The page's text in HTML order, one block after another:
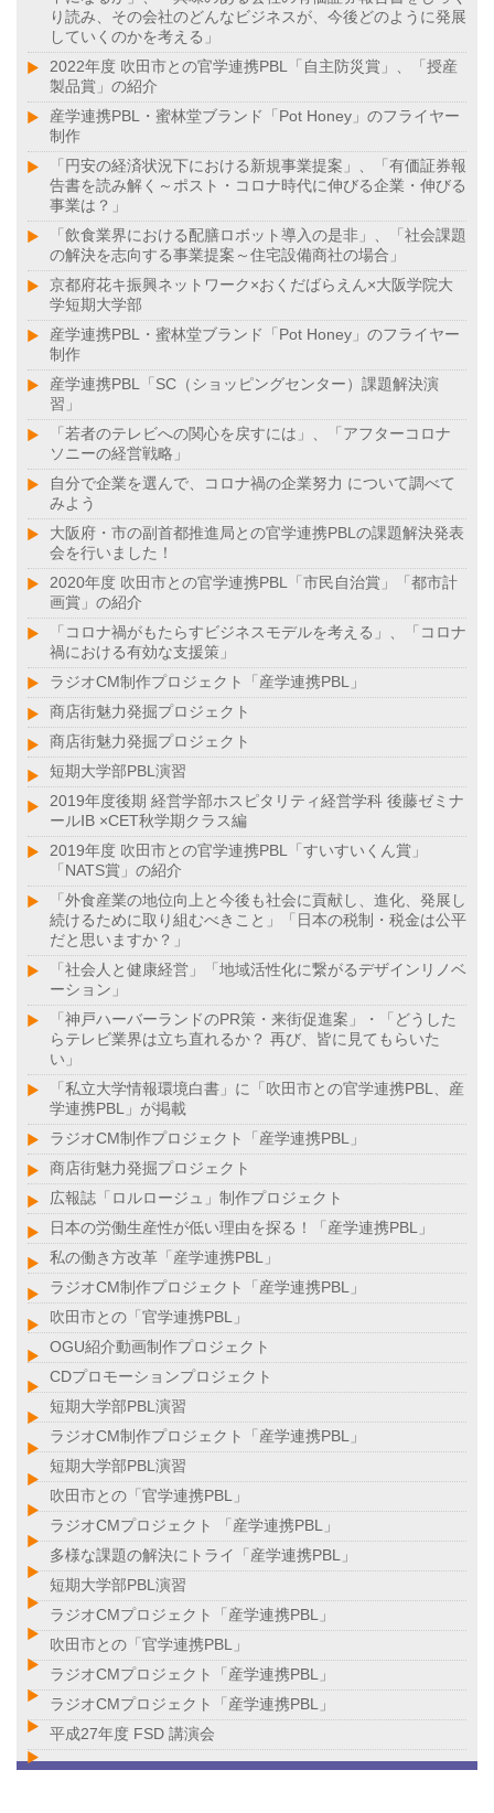
り読み、その会社のどんなビジネスが、今後どのように発展
していくのかを考える」
2022年度 吹田市との官学連携PBL「自主防災賞」、「授産
製品賞」の紹介
産学連携PBL・蜜林堂ブランド「Pot Honey」のフライヤー
制作
「円安の経済状況下における新規事業提案」、「有価証券報
告書を読み解く～ポスト・コロナ時代に伸びる企業・伸びる
事業は？」
「飲食業界における配膳ロボット導入の是非」、「社会課題
の解決を志向する事業提案～住宅設備商社の場合」
京都府花キ振興ネットワーク×おくだばらえん×大阪学院大
学短期大学部
産学連携PBL・蜜林堂ブランド「Pot Honey」のフライヤー
制作
産学連携PBL「SC（ショッピングセンター）課題解決演
習」
「若者のテレビへの関心を戻すには」、「アフターコロナ
ソニーの経営戦略」
自分で企業を選んで、コロナ禍の企業努力 について調べて
みよう
大阪府・市の副首都推進局との官学連携PBLの課題解決発表
会を行いました！
2020年度 吹田市との官学連携PBL「市民自治賞」「都市計
画賞」の紹介
「コロナ禍がもたらすビジネスモデルを考える」、「コロナ
禍における有効な支援策」
ラジオCM制作プロジェクト「産学連携PBL」
商店街魅力発掘プロジェクト
商店街魅力発掘プロジェクト
短期大学部PBL演習
2019年度後期 経営学部ホスピタリティ経営学科 後藤ゼミナ
ールⅠB ×CET秋学期クラス編
2019年度 吹田市との官学連携PBL「すいすいくん賞」
「NATS賞」の紹介
「外食産業の地位向上と今後も社会に貢献し、進化、発展し
続けるために取り組むべきこと」「日本の税制・税金は公平
だと思いますか？」
「社会人と健康経営」「地域活性化に繋がるデザインリノベ
ーション」
「神戸ハーバーランドのPR策・来街促進案」・「どうした
らテレビ業界は立ち直れるか？ 再び、皆に見てもらいた
い」
「私立大学情報環境白書」に「吹田市との官学連携PBL、産
学連携PBL」が掲載
ラジオCM制作プロジェクト「産学連携PBL」
商店街魅力発掘プロジェクト
広報誌「ロルロージュ」制作プロジェクト
日本の労働生産性が低い理由を探る！「産学連携PBL」
私の働き方改革「産学連携PBL」
ラジオCM制作プロジェクト「産学連携PBL」
吹田市との「官学連携PBL」
OGU紹介動画制作プロジェクト
CDプロモーションプロジェクト
短期大学部PBL演習
ラジオCM制作プロジェクト「産学連携PBL」
短期大学部PBL演習
吹田市との「官学連携PBL」
ラジオCMプロジェクト 「産学連携PBL」
多様な課題の解決にトライ「産学連携PBL」
短期大学部PBL演習
ラジオCMプロジェクト「産学連携PBL」
吹田市との「官学連携PBL」
ラジオCMプロジェクト「産学連携PBL」
ラジオCMプロジェクト「産学連携PBL」
平成27年度 FSD 講演会